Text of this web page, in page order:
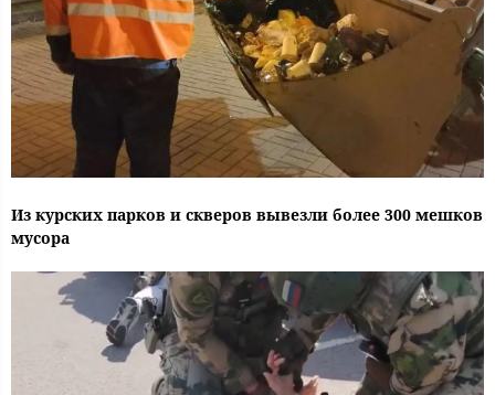
Из курских парков и скверов вывезли более 300 мешков
мусора